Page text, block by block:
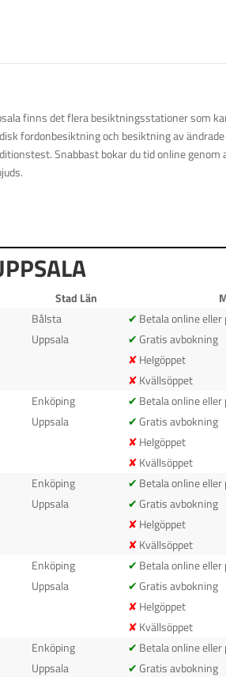
finns det flera besiktningsstationer som
fordonbesiktning och besiktning av
Snabbast bokar du tid online
Stad Län
Bålsta
Uppsala
Betala online eller
Gratis avbokning
Helgöppet
Kvällsöppet
Enköping
Uppsala
Betala online eller
Gratis avbokning
Helgöppet
Kvällsöppet
Enköping
Uppsala
Betala online eller
Gratis avbokning
Helgöppet
Kvällsöppet
Enköping
Uppsala
Betala online eller
Gratis avbokning
Helgöppet
Kvällsöppet
Enköping
Uppsala
Betala online eller
Gratis avbokning